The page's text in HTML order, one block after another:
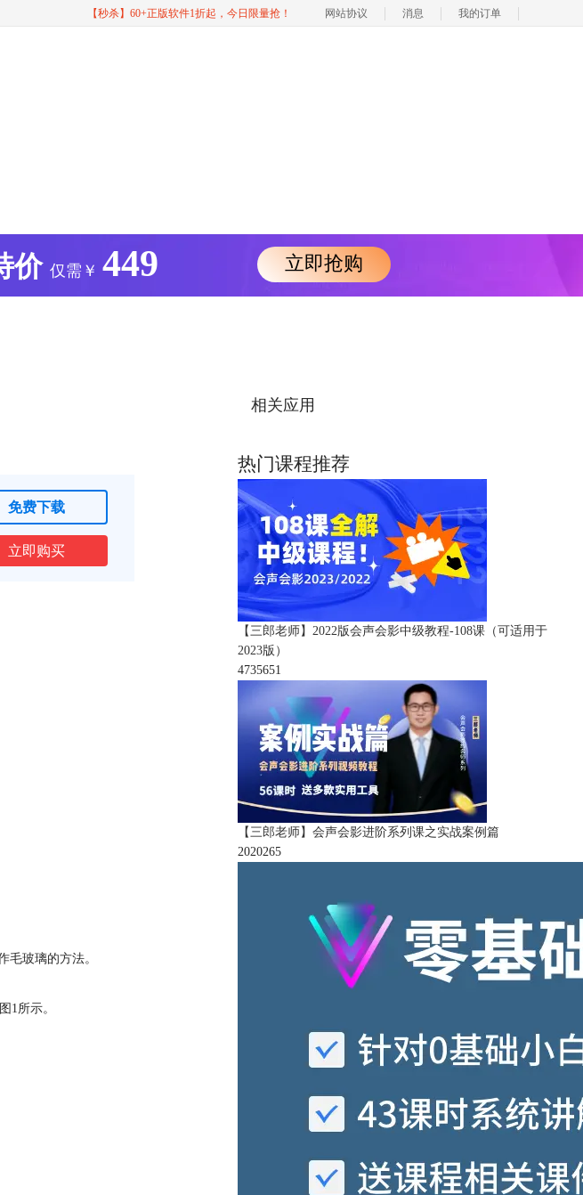
【秒杀】60+正版软件1折起，今日限量抢！ 网站协议 消息 我的订单
价 仅需￥ 449 立即抢购
免费下载
立即购买
毛玻璃的方法。
1所示。
相关应用
热门课程推荐
【三郎老师】2022版会声会影中级教程-108课（可适用于
2023版）
4735651
【三郎老师】会声会影进阶系列课之实战案例篇
2020265